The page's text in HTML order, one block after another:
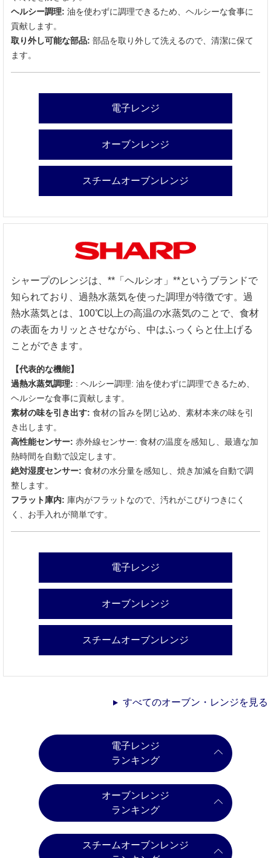
ヘルシー調理: 油を使わずに調理できるため、ヘルシーな食事に
貢献します。
取り外し可能な部品: 部品を取り外して洗えるので、清潔に保て
ます。
電子レンジ
オーブンレンジ
スチームオーブンレンジ
シャープのレンジは、**「ヘルシオ」**というブランドで
知られており、過熱水蒸気を使った調理が特徴です。過
熱水蒸気とは、100℃以上の高温の水蒸気のことで、食材
の表面をカリッとさせながら、中はふっくらと仕上げる
ことができます。
【代表的な機能】
過熱水蒸気調理: : ヘルシー調理: 油を使わずに調理できるため、
ヘルシーな食事に貢献します。
素材の味を引き出す: 食材の旨みを閉じ込め、素材本来の味を引
き出します。
高性能センサー: 赤外線センサー: 食材の温度を感知し、最適な加
熱時間を自動で設定します。
絶対湿度センサー: 食材の水分量を感知し、焼き加減を自動で調
整します。
フラット庫内: 庫内がフラットなので、汚れがこびりつきにく
く、お手入れが簡単です。
電子レンジ
オーブンレンジ
スチームオーブンレンジ
すべてのオーブン・レンジを見る
電子レンジ
ランキング
オーブンレンジ
ランキング
スチームオーブンレンジ